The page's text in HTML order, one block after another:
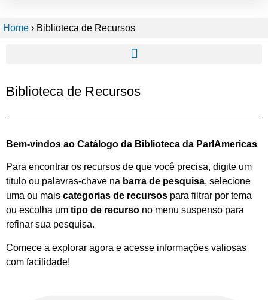
Home › Biblioteca de Recursos
Biblioteca de Recursos
Bem-vindos ao Catálogo da Biblioteca da ParlAmericas
Para encontrar os recursos de que você precisa, digite um
título ou palavras-chave na barra de pesquisa, selecione
uma ou mais categorias de recursos para filtrar por tema
ou escolha um tipo de recurso no menu suspenso para
refinar sua pesquisa.
Comece a explorar agora e acesse informações valiosas
com facilidade!